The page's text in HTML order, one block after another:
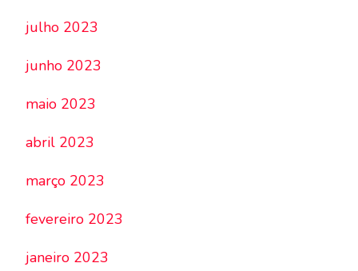
julho 2023
junho 2023
maio 2023
abril 2023
março 2023
fevereiro 2023
janeiro 2023